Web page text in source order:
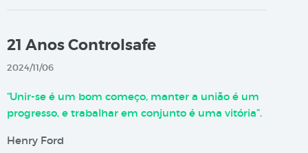
21 Anos Controlsafe
2024/11/06
“Unir-se é um bom começo, manter a união é um
progresso, e trabalhar em conjunto é uma vitória”.
Henry Ford